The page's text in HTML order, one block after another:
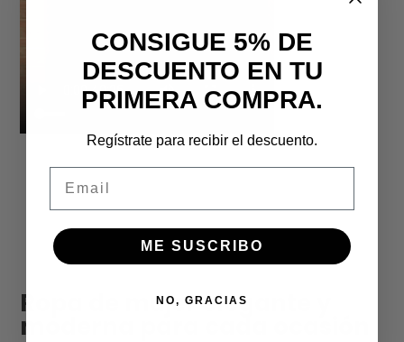
Ropa de mujer elegante y
moderna para cada ocasión
CONSIGUE 5% DE
DESCUENTO EN TU
PRIMERA COMPRA.
Regístrate para recibir el descuento.
ME SUSCRIBO
NO, GRACIAS